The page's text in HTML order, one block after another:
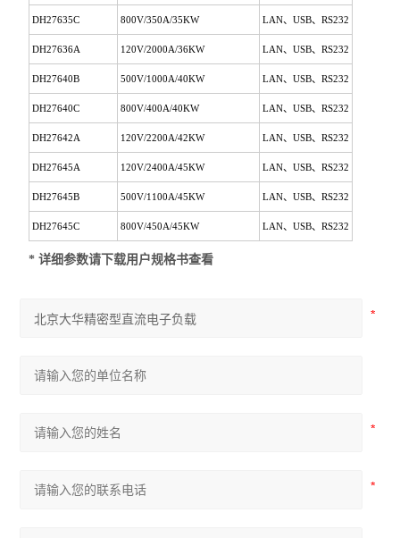
DH27635C 800V/350A/35KW LAN、USB、RS232
DH27636A 120V/2000A/36KW LAN、USB、RS232
DH27640B 500V/1000A/40KW LAN、USB、RS232
DH27640C 800V/400A/40KW LAN、USB、RS232
DH27642A 120V/2200A/42KW LAN、USB、RS232
DH27645A 120V/2400A/45KW LAN、USB、RS232
DH27645B 500V/1100A/45KW LAN、USB、RS232
DH27645C 800V/450A/45KW LAN、USB、RS232
* 详细参数请下载用户规格书查看